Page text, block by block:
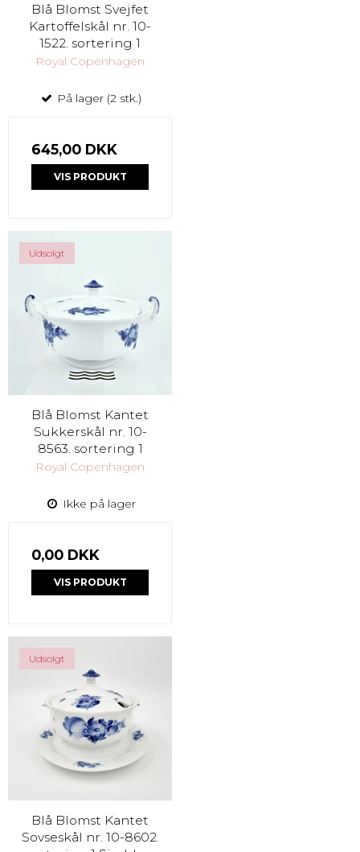
Blå Blomst Svejfet
Kartoffelskål nr. 10-
1522. sortering 1
Royal Copenhagen
På lager (2 stk.)
645,00 DKK
VIS PRODUKT
Udsolgt
Blå Blomst Kantet
Sukkerskål nr. 10-
8563. sortering 1
Royal Copenhagen
Ikke på lager
0,00 DKK
VIS PRODUKT
Udsolgt
Blå Blomst Kantet
Sovseskål nr. 10-8602.